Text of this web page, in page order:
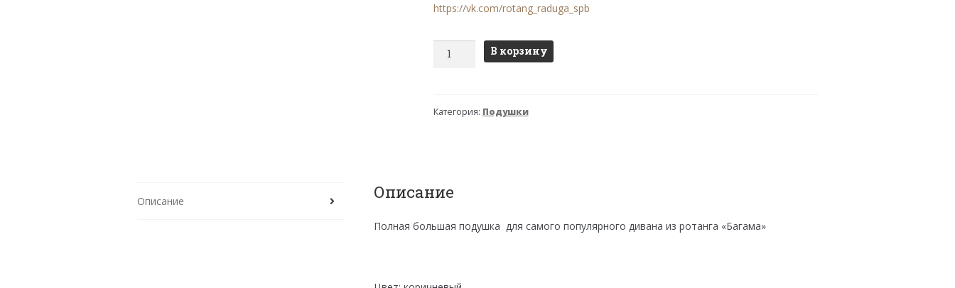
https://vk.com/rotang_raduga_spb
Количество
диван
твил
В корзину
Категория: Подушки
Описание Описание
Полная большая подушка для самого популярного дивана из ротанга «Багама»